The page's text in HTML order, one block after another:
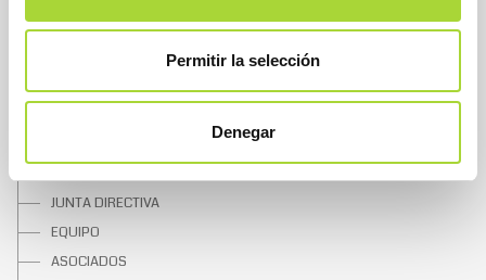
Permitir la selección
Denegar
JUNTA DIRECTIVA
EQUIPO
ASOCIADOS